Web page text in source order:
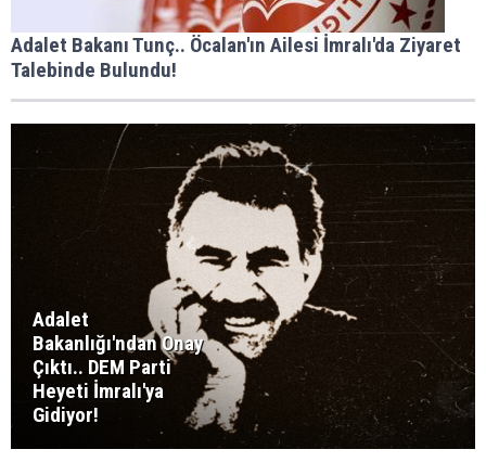
Adalet Bakanı Tunç.. Öcalan'ın Ailesi İmralı'da Ziyaret
Talebinde Bulundu!
Adalet
Bakanlığı'ndan Onay
Çıktı.. DEM Parti
Heyeti İmralı'ya
Gidiyor!